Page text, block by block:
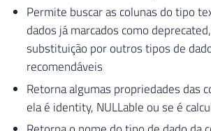
Permite buscar as colunas do tipo
dados já marcados como
substituição por outros tipos de
recomendáveis
Retorna algumas propriedades das
ela é identity, NULLable ou se é